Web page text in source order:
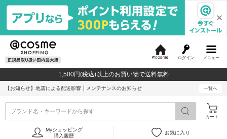
メニュー
ログイン
c
o
1,500円(税込)以上のお買い物で送料無料
【お知らせ】 地震による配送影響 メンテナンスのお知らせ 一覧へ
ブランド名・キーワードから探す
カート
Myショッピング
購入履歴
お気に入り